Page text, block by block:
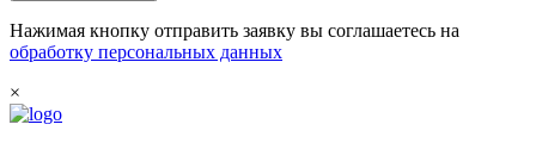
Нажимая кнопку отправить заявку вы соглашаетесь на
обработку персональных данных
×